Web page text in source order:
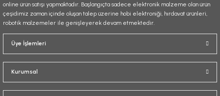
Gönder
online ürün satışı yapmaktadır. Başlangıçta sadece elektronik malzeme olan ürün
çeşidimiz zaman içinde oluşan talep üzerine hobi elektroniği, hırdavat ürünleri,
robotik malzemeler ile genişleyerek devam etmektedir.
Üye İşlemleri
Kurumsal